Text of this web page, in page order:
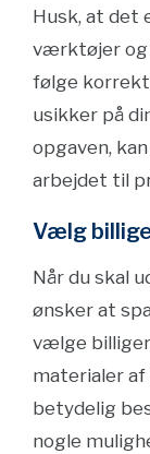
Husk, at det
værktøjer og
følge
usikker på
opgaven,
arbejdet til
Vælg
Når du skal
ønsker at
vælge
materialer af
betydelig
nogle